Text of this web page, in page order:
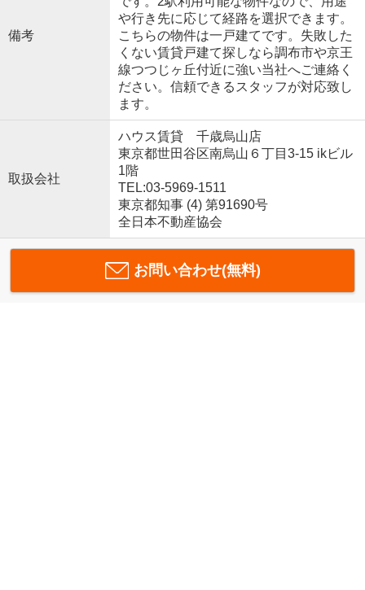
備考
や行き先に応じて経路を選択できます。
こちらの物件は一戸建てです。失敗した
くない賃貸戸建て探しなら調布市や京王
線つつじヶ丘付近に強い当社へご連絡く
ださい。信頼できるスタッフが対応致し
ます。
取扱会社
ハウス賃貸 千歳烏山店
東京都世田谷区南烏山６丁目3-15 ikビル
1階
TEL:03-5969-1511
東京都知事 (4) 第91690号
全日本不動産協会
お問い合わせ(無料)